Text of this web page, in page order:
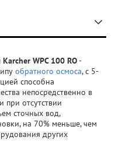
Karcher WPC 100 RO-
обратного осмоса, с 5-
способна
непосредственно в
при отсутствии
сточных вод,
на 70% меньше, чем
других